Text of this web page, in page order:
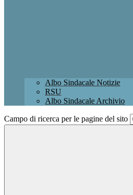
Albo Sindacale Notizie
RSU
Albo Sindacale Archivio
Campo di ricerca per le pagine del sito